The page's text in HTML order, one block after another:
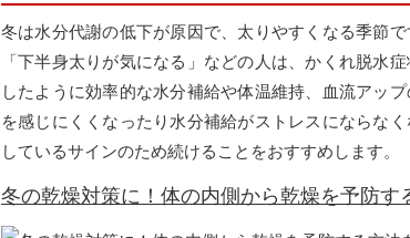
冬は水分代謝の低下が原因で、太りやすくなる季節
「下半身太りが気になる」などの人は、かくれ脱水
したように効率的な水分補給や体温維持、血流アッ
を感じにくくなったり水分補給がストレスにならな
しているサインのため続けることをおすすめします。
冬の乾燥対策に！体の内側から乾燥を予防す